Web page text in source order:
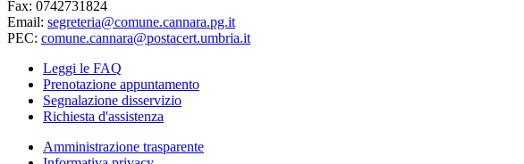
Fax: 0742731824
Email: segreteria@comune.cannara.pg.it
PEC: comune.cannara@postacert.umbria.it
Leggi le FAQ
Prenotazione appuntamento
Segnalazione disservizio
Richiesta d'assistenza
Amministrazione trasparente